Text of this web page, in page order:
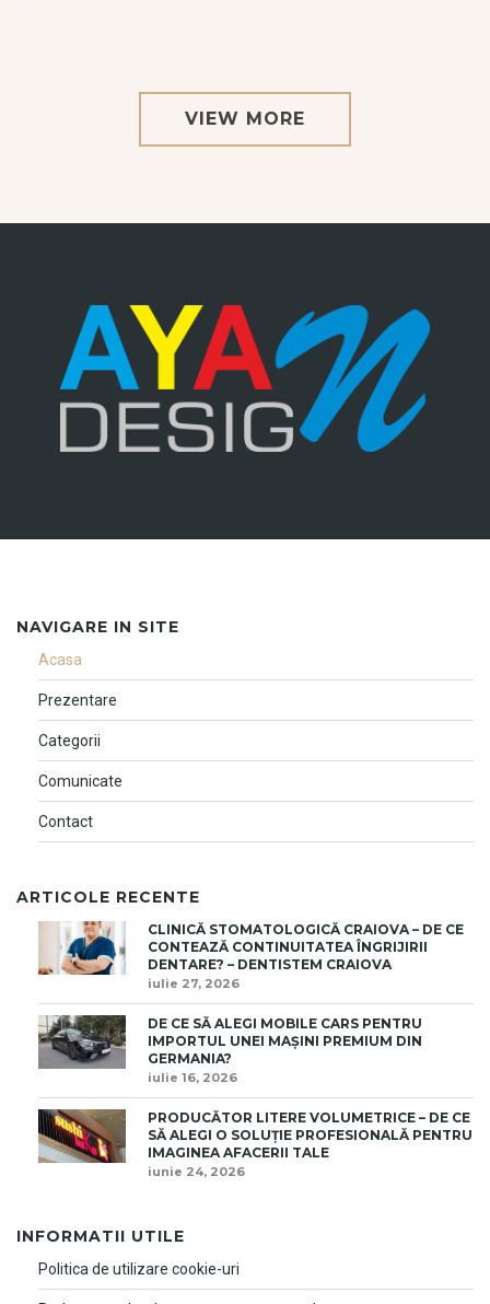
VIEW MORE
NAVIGARE IN SITE
Acasa
Prezentare
Categorii
Comunicate
Contact
ARTICOLE RECENTE
CLINICĂ STOMATOLOGICĂ CRAIOVA – DE CE
CONTEAZĂ CONTINUITATEA ÎNGRIJIRII
DENTARE? – DENTISTEM CRAIOVA
iulie 27, 2026
DE CE SĂ ALEGI MOBILE CARS PENTRU
IMPORTUL UNEI MAȘINI PREMIUM DIN
GERMANIA?
iulie 16, 2026
PRODUCĂTOR LITERE VOLUMETRICE – DE CE
SĂ ALEGI O SOLUȚIE PROFESIONALĂ PENTRU
IMAGINEA AFACERII TALE
iunie 24, 2026
INFORMATII UTILE
Politica de utilizare cookie-uri